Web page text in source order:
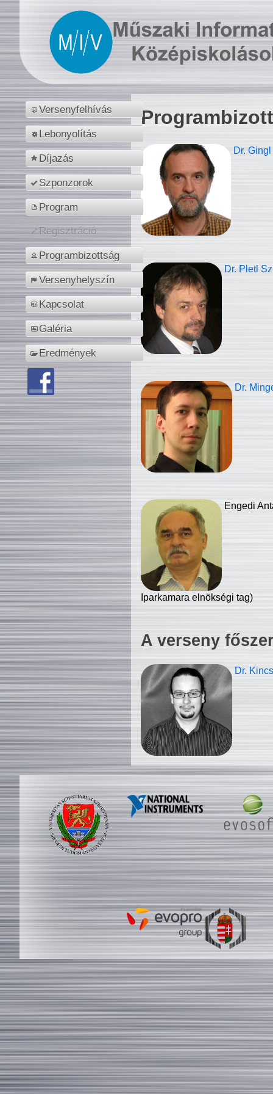
Versenyfelhívás
Lebonyolítás
Díjazás
Szponzorok
Program
Regisztráció
Programbizottság
Versenyhelyszín
Kapcsolat
Galéria
Eredmények
Dr.
Dr. Pletl
Dr.
Engedi
Iparkamara elnökségi tag)
A verseny
Dr.